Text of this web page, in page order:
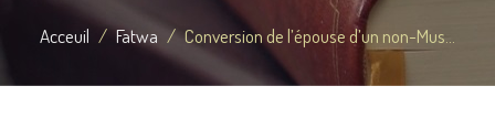
Acceuil Fatwa Conversion de l’épouse d’un non-Mus...